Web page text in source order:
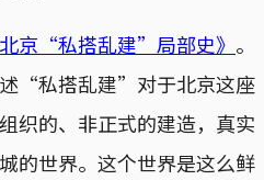
北京“私搭乱建”局部史》 。
“私搭乱建”对于北京这座
织的、非正式的建造，真实
的世界。这个世界是这么鲜